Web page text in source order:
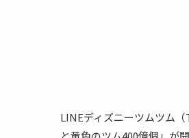
LINEディズニーツムツム